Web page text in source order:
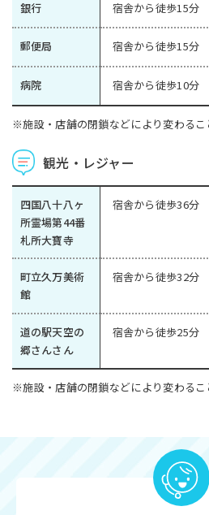
銀行 宿舎から徒歩15分
郵便局 宿舎から徒歩15分
病院 宿舎から徒歩10分
※施設・店舗の閉鎖などにより変わるこ
観光・レジャー
四国八十八ヶ
所霊場第44番
札所大寶寺
宿舎から徒歩36分
町立久万美術
館
宿舎から徒歩32分
道の駅天空の
郷さんさん
宿舎から徒歩25分
※施設・店舗の閉鎖などにより変わるこ